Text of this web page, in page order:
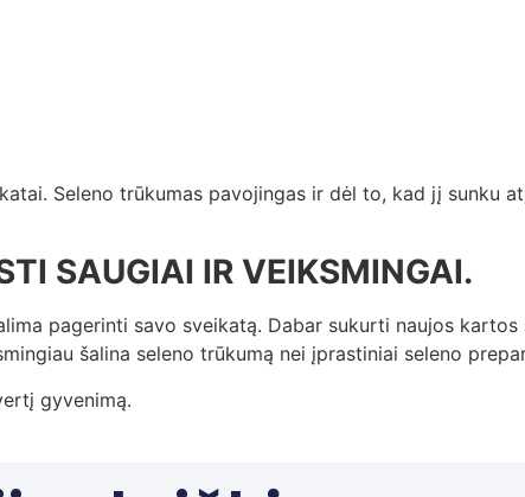
Seleno trūkumas pavojingas ir dėl to, kad jį sunku
SAUGIAI IR VEIKSMINGAI.
pagerinti savo sveikatą. Dabar sukurti naujos
šalina seleno trūkumą nei įprastiniai seleno
gyvenimą.